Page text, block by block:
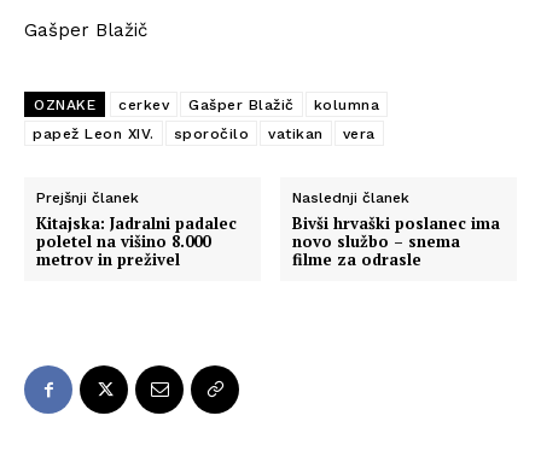
Gašper Blažič
OZNAKE cerkev Gašper Blažič
kolumna
papež Leon XIV.
sporočilo vatikan vera
Prejšnji članek
Kitajska: Jadralni padalec
poletel na višino 8.000
metrov in preživel
Naslednji članek
Bivši hrvaški poslanec ima
novo službo – snema
filme za odrasle